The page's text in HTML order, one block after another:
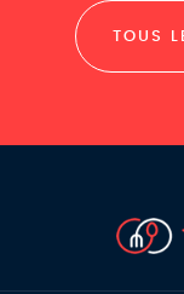
TOUS